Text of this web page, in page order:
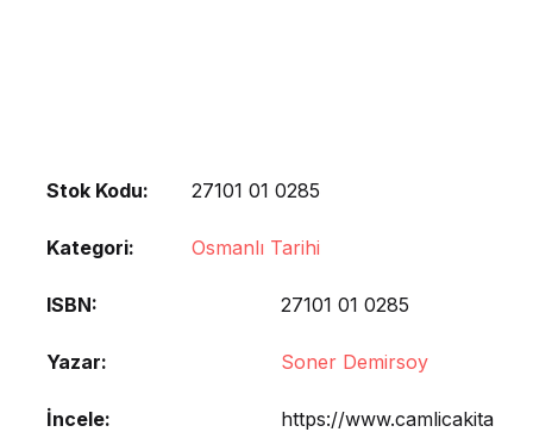
Stok Kodu: 27101 01 0285
Kategori: Osmanlı Tarihi
ISBN 27101 01 0285
Yazar Soner Demirsoy
İncele
https://www.camlicakita